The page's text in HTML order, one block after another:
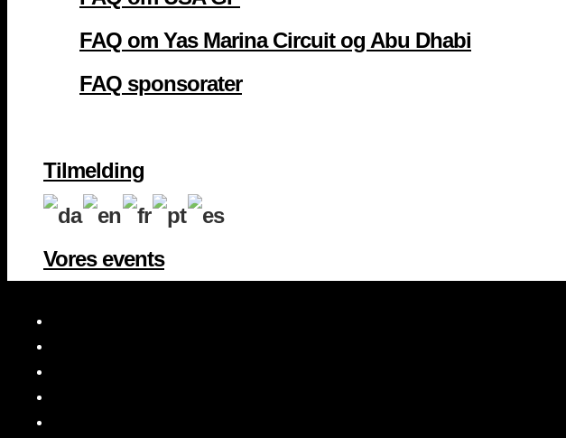
FAQ om Yas Marina Circuit og Abu Dhabi
FAQ sponsorater
Tilmelding
Vores events